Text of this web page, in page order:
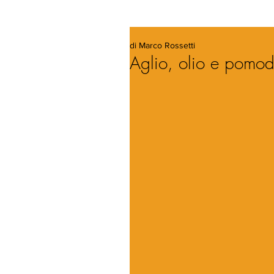
Aglio, olio e
di Marco Rossetti